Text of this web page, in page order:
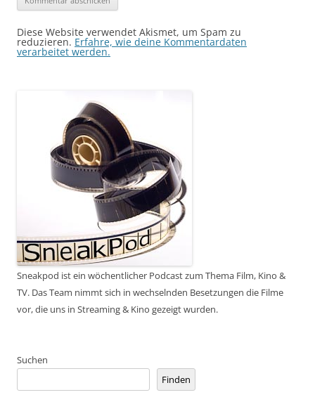
Diese Website verwendet Akismet, um Spam zu
reduzieren. Erfahre, wie deine Kommentardaten
verarbeitet werden.
Sneakpod ist ein wöchentlicher Podcast zum Thema Film, Kino &
TV. Das Team nimmt sich in wechselnden Besetzungen die Filme
vor, die uns in Streaming & Kino gezeigt wurden.
Suchen
Finden